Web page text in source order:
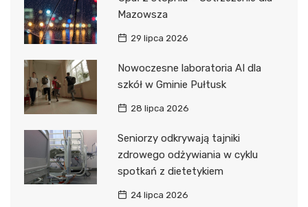
Mazowsza
29 lipca 2026
Nowoczesne laboratoria AI dla
szkół w Gminie Pułtusk
28 lipca 2026
Seniorzy odkrywają tajniki
zdrowego odżywiania w cyklu
spotkań z dietetykiem
24 lipca 2026